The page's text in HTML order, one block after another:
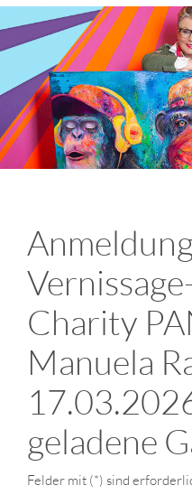
Charity
Manuela
geladene
Felder mit (*) sind